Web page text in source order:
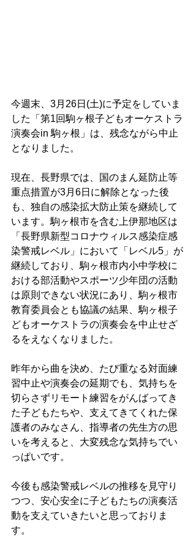
今週末、3月26日(土)に予定をしていま
した「第1回駒ヶ根子どもオーケストラ
演奏会in 駒ヶ根」は、残念ながら中止
となりました。
現在、長野県では、国のまん延防止等
重点措置が3月6日に解除となった後
も、独自の感染拡大防止策を継続して
います。駒ヶ根市を含む上伊那地区は
「長野県新型コロナウィルス感染症感
染警戒レベル」において「レベル5」が
継続しており、駒ヶ根市内小中学校に
おける部活動やスポーツ少年団の活動
は原則できない状況にあり、駒ヶ根市
教育委員会とも協議の結果、駒ヶ根子
どもオーケストラの演奏会を中止せざ
るをえなくなりました。
昨年から曲を決め、たび重なる対面練
習中止や演奏会の延期でも、気持ちを
切らさずリモート練習をがんばってき
た子どもたちや、支えてきてくれた保
護者のみなさん、指導者の先生方の思
いを考えると、大変残念な気持ちでい
っぱいです。
今後も感染警戒レベルの推移を見守り
つつ、安心安全に子どもたちの演奏活
動を支えていきたいと思っておりま
す。